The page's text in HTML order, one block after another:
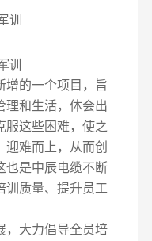
增的一个项目，旨
理和生活，体会出
服这些困难，使之
迎难而上，从而创
也是中辰电缆不断
训质量、提升员工
，大力倡导全员培